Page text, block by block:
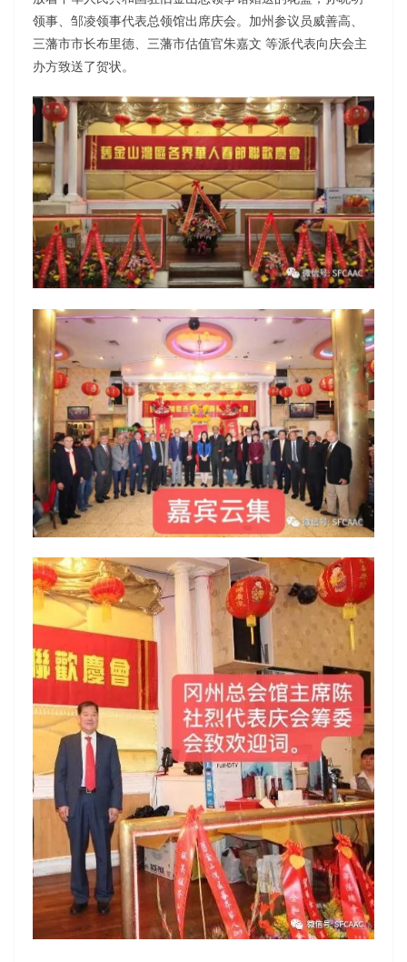
领事、邹凌领事代表总领馆出席庆会。加州参议员威善高、
三藩市市长布里德、三藩市估值官朱嘉文 等派代表向庆会主
办方致送了贺状。